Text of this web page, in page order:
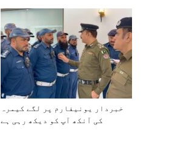
خبردار یونیفارم پر لگے کیمرہ
کی آنکھ آپ کو دیکھ رہی ہے